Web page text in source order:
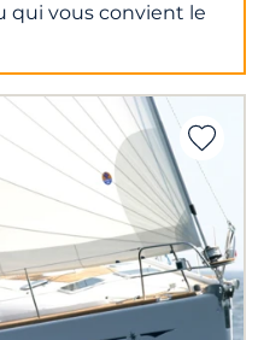
qui vous convient le